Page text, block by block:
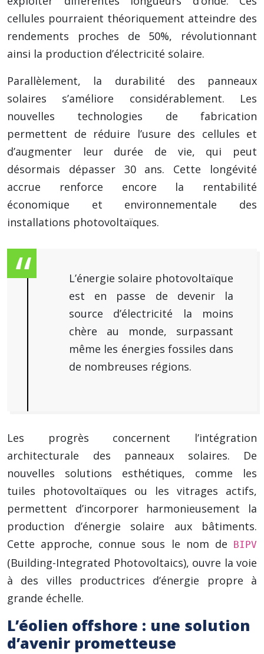
cellules pourraient théoriquement atteindre des
rendements proches de 50%, révolutionnant
ainsi la production d’électricité solaire.
Parallèlement, la durabilité des panneaux
solaires s’améliore considérablement. Les
nouvelles technologies de fabrication
permettent de réduire l’usure des cellules et
d’augmenter leur durée de vie, qui peut
désormais dépasser 30 ans. Cette longévité
accrue renforce encore la rentabilité
économique et environnementale des
installations photovoltaïques.
L’énergie solaire photovoltaïque
est en passe de devenir la
source d’électricité la moins
chère au monde, surpassant
même les énergies fossiles dans
de nombreuses régions.
Les progrès concernent l’intégration
architecturale des panneaux solaires. De
nouvelles solutions esthétiques, comme les
tuiles photovoltaïques ou les vitrages actifs,
permettent d’incorporer harmonieusement la
production d’énergie solaire aux bâtiments.
Cette approche, connue sous le nom de
BIPV
(Building-Integrated Photovoltaics), ouvre la voie
à des villes productrices d’énergie propre à
grande échelle.
L’éolien offshore : une solution
d’avenir prometteuse